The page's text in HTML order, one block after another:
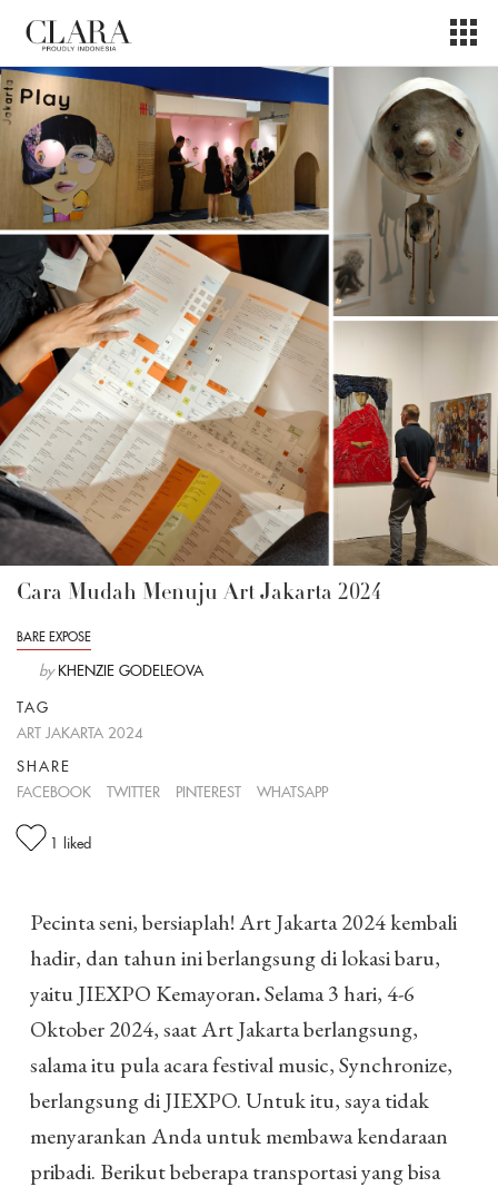
Cara Mudah Menuju Art Jakarta 2024
BARE EXPOSE
by KHENZIE GODELEOVA
TAG
ART JAKARTA 2024
SHARE
FACEBOOK
TWITTER PINTEREST WHATSAPP
1 liked
Pecinta seni, bersiaplah! Art Jakarta 2024 kembali
hadir, dan tahun ini berlangsung di lokasi baru,
yaitu JIEXPO Kemayoran.Selama 3 hari, 4-6
Oktober 2024, saat Art Jakarta berlangsung,
salama itu pula acara festival music, Synchronize,
berlangsung di JIEXPO. Untuk itu, saya tidak
menyarankan Anda untuk membawa kendaraan
pribadi. Berikut beberapa transportasi yang bisa